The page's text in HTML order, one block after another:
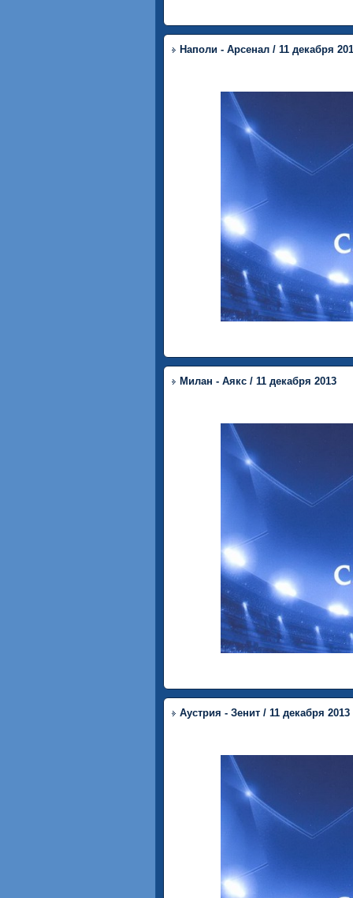
Наполи - Арсенал / 11 декабря
Милан - Аякс / 11 декабря 2013
Аустрия - Зенит / 11 декабря 2013